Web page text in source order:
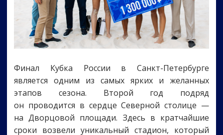
Финал Кубка России в Санкт-Петербурге
является одним из самых ярких и желанных
этапов сезона. Второй год подряд
он проводится в сердце Северной столице —
на Дворцовой площади. Здесь в кратчайшие
сроки возвели уникальный стадион, который